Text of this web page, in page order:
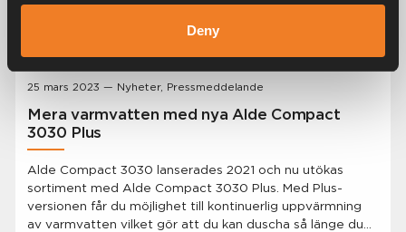
Deny
25 mars 2023 — Nyheter, Pressmeddelande
Mera varmvatten med nya Alde Compact
3030 Plus
Alde Compact 3030 lanserades 2021 och nu utökas
sortiment med Alde Compact 3030 Plus. Med Plus-
versionen får du möjlighet till kontinuerlig uppvärmning
av varmvatten vilket gör att du kan duscha så länge du